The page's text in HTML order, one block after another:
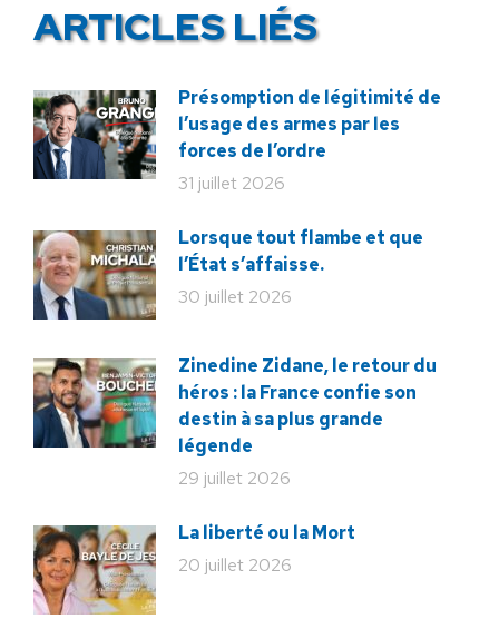
ARTICLES LIÉS
Présomption de légitimité de
l’usage des armes par les
forces de l’ordre
31 juillet 2026
Lorsque tout flambe et que
l’État s’affaisse.
30 juillet 2026
Zinedine Zidane, le retour du
héros : la France confie son
destin à sa plus grande
légende
29 juillet 2026
La liberté ou la Mort
20 juillet 2026